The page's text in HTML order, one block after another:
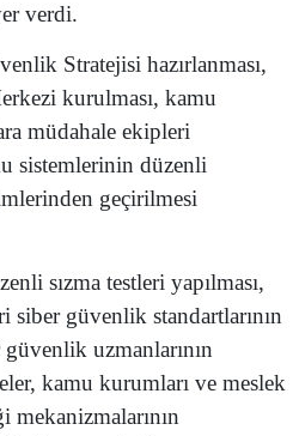
verdi.
Stratejisi hazırlanması,
kurulması, kamu
müdahale ekipleri
sistemlerinin düzenli
geçirilmesi
sızma testleri yapılması,
siber güvenlik standartlarının
uzmanlarının
kamu kurumları ve meslek
mekanizmalarının